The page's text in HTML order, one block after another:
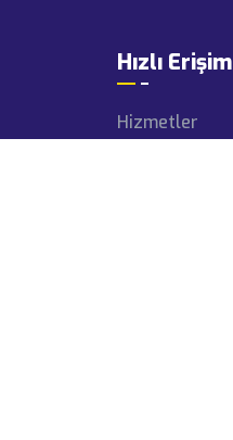
Hızlı Erişim
Hizmetler